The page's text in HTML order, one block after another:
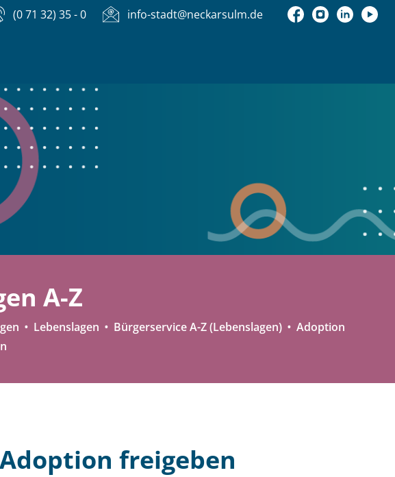
(0 71 32) 35 - 0 info-stadt@neckarsulm.de
A-Z
Lebenslagen Bürgerservice A-Z (Lebenslagen)
Adoption
freigeben